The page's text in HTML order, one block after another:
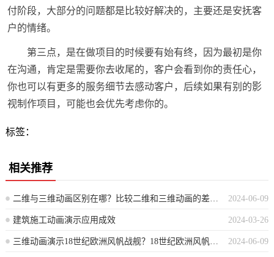
付阶段，大部分的问题都是比较好解决的，主要还是安抚客
户的情绪。
第三点，是在做项目的时候要有始有终，因为最初是你
在沟通，肯定是需要你去收尾的，客户会看到你的责任心，
你也可以有更多的服务细节去感动客户，后续如果有别的影
视制作项目，可能也会优先考虑你的。
标签：
相关推荐
2024-06-09
二维与三维动画区别在哪？比较二维和三维动画的差异性
2024-03-26
建筑施工动画演示应用成效
2024-06-09
三维动画演示18世纪欧洲风帆战舰？18世纪欧洲风帆战舰的三维动画视觉呈现